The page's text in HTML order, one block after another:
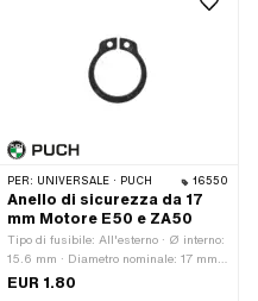
PER: UNIVERSALE · PUCH 16550
Anello di sicurezza da 17
mm Motore E50 e ZA50
Tipo di fusibile: All'esterno · Ø interno:
15.6 mm · Diametro nominale: 17 mm ·
Spessore: 0.9 mm · Produttore: Puch ·
EUR 1.80